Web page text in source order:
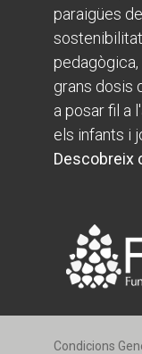
paraigües
pedagògica,
grans dosis
a posar fil a
els infants i
Descobreix
Condicions